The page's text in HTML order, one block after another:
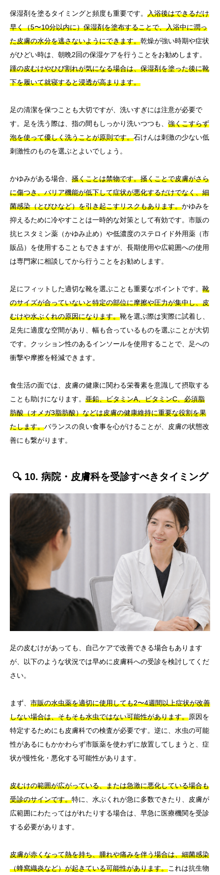
保湿剤を塗るタイミングと頻度も重要です。 入浴後はできるだけ
早く（5〜10分以内に）保湿剤を塗布することで、入浴中に潤っ
た皮膚の水分を逃さないようにできます。乾燥が強い時期や症状
がひどい時は、朝晩2回の保湿ケアを行うことをお勧めします。
踵の皮むけやひび割れが気になる場合は、保湿剤を塗った後に靴
下を履いて就寝すると浸透が高まります。
足の清潔を保つことも大切ですが、洗いすぎには注意が必要で
す。足を洗う際は、指の間もしっかり洗いつつも、 強くこすらず
泡を使って優しく洗うことが原則です。石けんは刺激の少ない低
刺激性のものを選ぶとよいでしょう。
かゆみがある場合、 掻くことは禁物です。掻くことで皮膚がさら
に傷つき、バリア機能が低下して症状が悪化するだけでなく、細
菌感染（とびひなど）を引き起こすリスクもあります。かゆみを
抑えるために冷やすことは一時的な対策として有効です。市販の
抗ヒスタミン薬（かゆみ止め）や低濃度のステロイド外用薬（市
販品）を使用することもできますが、長期使用や広範囲への使用
は専門家に相談してから行うことをお勧めします。
足にフィットした適切な靴を選ぶことも重要なポイントです。 靴
のサイズが合っていないと特定の部位に摩擦や圧力が集中し、皮
むけや水ぶくれの原因になります。靴を選ぶ際は実際に試着し、
足先に適度な空間があり、幅も合っているものを選ぶことが大切
です。クッション性のあるインソールを使用することで、足への
衝撃や摩擦を軽減できます。
食生活の面では、皮膚の健康に関わる栄養素を意識して摂取する
ことも助けになります。 亜鉛、ビタミンA、ビタミンC、必須脂
肪酸（オメガ3脂肪酸）などは皮膚の健康維持に重要な役割を果
たします。バランスの良い食事を心がけることが、皮膚の状態改
善にも繋がります。
🔍 10. 病院・皮膚科を受診すべきタイミング
足の皮むけがあっても、自己ケアで改善できる場合もあります
が、以下のような状況では早めに皮膚科への受診を検討してくだ
さい。
まず、 市販の水虫薬を適切に使用しても2〜4週間以上症状が改善
しない場合は、そもそも水虫ではない可能性があります。原因を
特定するためにも皮膚科での検査が必要です。逆に、水虫の可能
性があるにもかかわらず市販薬を使わずに放置してしまうと、症
状が慢性化・悪化する可能性があります。
皮むけの範囲が広がっている、または急激に悪化している場合も
受診のサインです。特に、水ぶくれが急に多数できたり、皮膚が
広範囲にわたってはがれたりする場合は、早急に医療機関を受診
する必要があります。
皮膚が赤くなって熱を持ち、腫れや痛みを伴う場合は、細菌感染
（蜂窩織炎など）が起きている可能性があります。これは抗生物